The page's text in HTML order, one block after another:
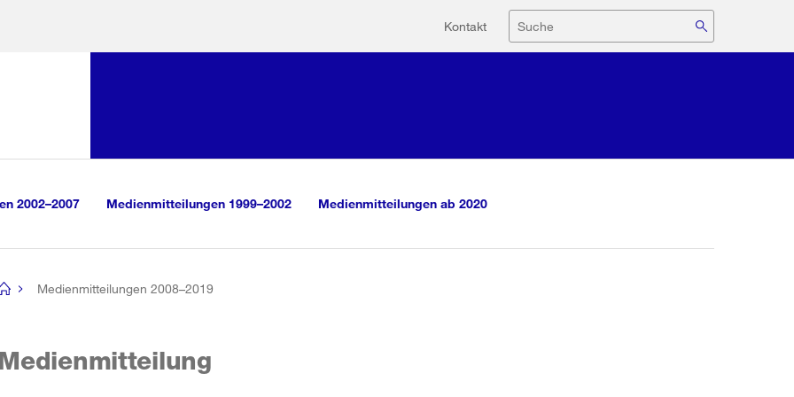
Hilfsnavigation
Kontakt Suche
2002–2007 Medienmitteilungen 1999–2002 Medienmitteilungen ab 2020
Medienmitteilungen 2008–2019